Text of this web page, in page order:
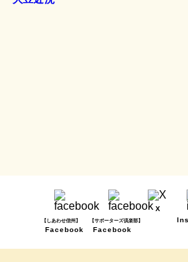
【しあわせ信州】
Facebook
【サポーターズ倶楽部】
Facebook
X